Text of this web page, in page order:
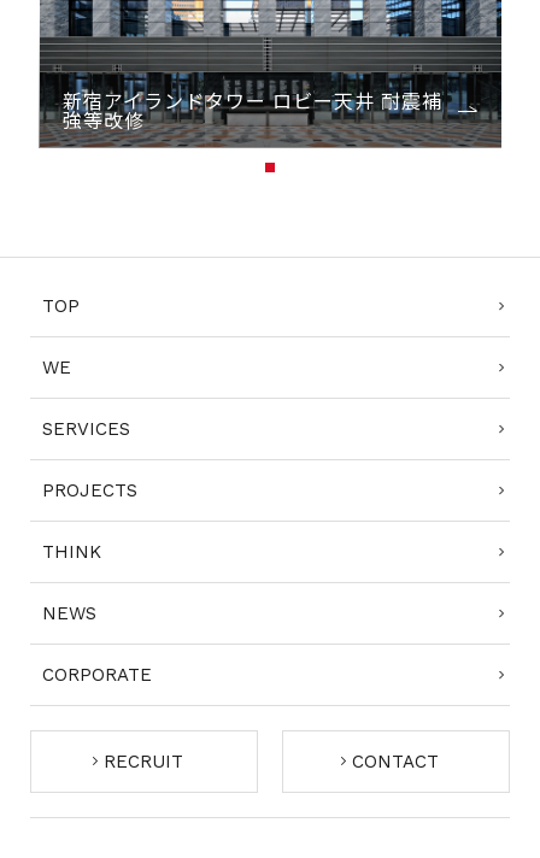
新宿アイランドタワー ロビー天井 耐震補
強等改修
TOP
WE
SERVICES
PROJECTS
THINK
NEWS
CORPORATE
RECRUIT CONTACT